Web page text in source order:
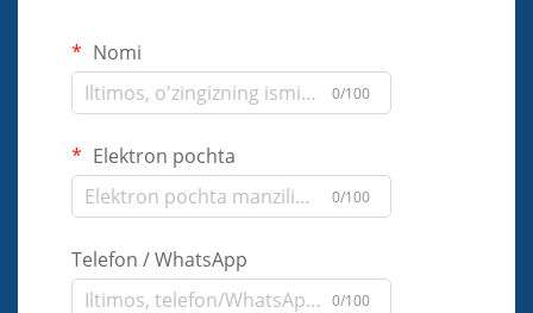
Nomi
0/100
Elektron pochta
0/100
Telefon / WhatsApp
0/100